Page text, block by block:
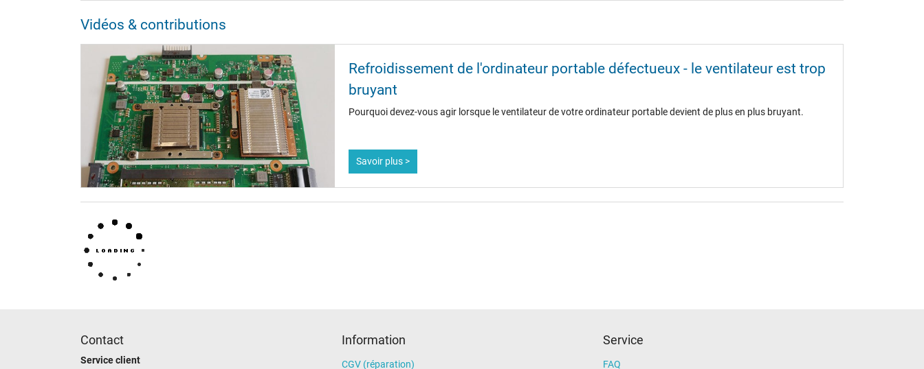
Vidéos & contributions
Refroidissement de l'ordinateur portable défectueux - le ventilateur est trop
bruyant
Pourquoi devez-vous agir lorsque le ventilateur de votre ordinateur portable devient de plus en plus bruyant.
Savoir plus >
Contact
Service client
Information
CGV (réparation)
Service
FAQ